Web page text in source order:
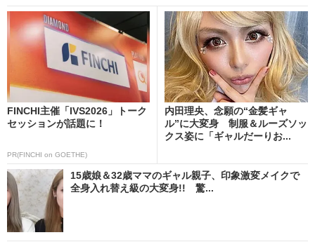
FINCHI主催「IVS2026」トーク
セッションが話題に！
PR(FINCHI on GOETHE)
内田理央、念願の“金髪ギャ
ル”に大変身 制服＆ルーズソッ
クス姿に「ギャルだーりお...
15歳娘＆32歳ママのギャル親子、印象激変メイクで
全身入れ替え級の大変身!! 驚...